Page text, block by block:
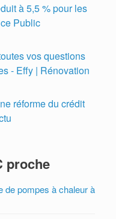
à 5,5 % pour les
Public
vos questions
- Effy | Rénovation
réforme du crédit
proche
de pompes à chaleur à